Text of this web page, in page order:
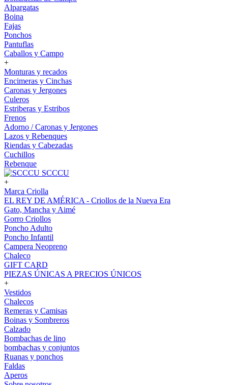
Alpargatas
Boina
Fajas
Ponchos
Pantuflas
Caballos y Campo
+
Monturas y recados
Encimeras y Cinchas
Caronas y Jergones
Culeros
Estriberas y Estribos
Frenos
Adorno / Caronas y Jergones
Lazos y Rebenques
Riendas y Cabezadas
Cuchillos
Rebenque
SCCCU
+
Marca Criolla
EL REY DE AMÉRICA - Criollos de la Nueva Era
Gato, Mancha y Aimé
Gorro Criollos
Poncho Adulto
Poncho Infantil
Campera Neopreno
Chaleco
GIFT CARD
PIEZAS ÚNICAS A PRECIOS ÚNICOS
+
Vestidos
Chalecos
Remeras y Camisas
Boinas y Sombreros
Calzado
Bombachas de lino
bombachas y conjuntos
Ruanas y ponchos
Faldas
Aperos